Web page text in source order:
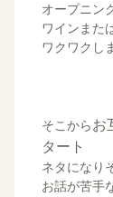
オープニン
ワインまた
ワクワクし
そこからお
タート
ネタになり
お話が苦手